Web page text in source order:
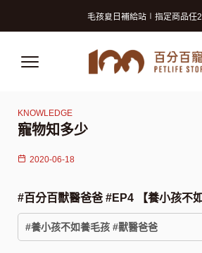
寵物知多少
2020-06-18
#百分百獸醫爸爸 #EP4 【養小孩不
#養小孩不如養毛孩 #獸醫爸爸
毛孩夏日補給站∣指定商品任
獸醫師推薦的寵物保險! 守護毛